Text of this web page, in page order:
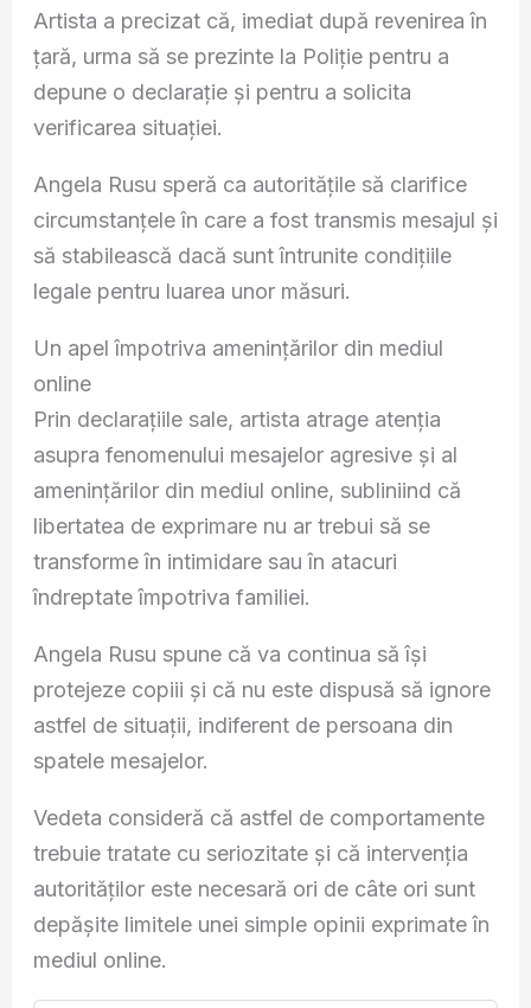
Artista a precizat că, imediat după revenirea în
țară, urma să se prezinte la Poliție pentru a
depune o declarație și pentru a solicita
verificarea situației.
Angela Rusu speră ca autoritățile să clarifice
circumstanțele în care a fost transmis mesajul și
să stabilească dacă sunt întrunite condițiile
legale pentru luarea unor măsuri.
Un apel împotriva amenințărilor din mediul
online
Prin declarațiile sale, artista atrage atenția
asupra fenomenului mesajelor agresive și al
amenințărilor din mediul online, subliniind că
libertatea de exprimare nu ar trebui să se
transforme în intimidare sau în atacuri
îndreptate împotriva familiei.
Angela Rusu spune că va continua să își
protejeze copiii și că nu este dispusă să ignore
astfel de situații, indiferent de persoana din
spatele mesajelor.
Vedeta consideră că astfel de comportamente
trebuie tratate cu seriozitate și că intervenția
autorităților este necesară ori de câte ori sunt
depășite limitele unei simple opinii exprimate în
mediul online.